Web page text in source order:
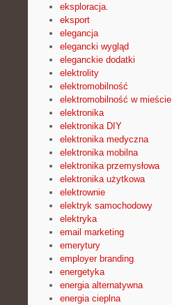
eksploracja.
eksport
elegancja
elegancki wygląd
eleganckie dodatki
elektrolity
elektromobilność
elektromobilność w mieście
elektronika
elektronika DIY
elektronika medyczna
elektronika mobilna
elektronika przemysłowa
elektronika użytkowa
elektrownie
elektryk samochodowy
elektryka
email marketing
emerytury
employer branding
energetyka
energia alternatywna
energia cieplna